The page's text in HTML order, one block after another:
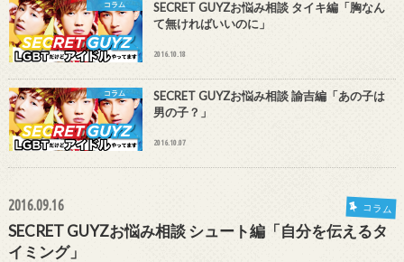
コラム
SECRET GUYZお悩み相談 タイキ編「胸なん
て無ければいいのに」
2016.10.18
コラム
SECRET GUYZお悩み相談 諭吉編「あの子は
男の子？」
2016.10.07
2016.09.16 コラム
SECRET GUYZお悩み相談 シュート編「自分を伝えるタ
イミング」